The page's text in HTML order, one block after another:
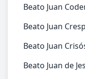
Beato Juan
Beato Juan
Beato Juan
Beato Juan de